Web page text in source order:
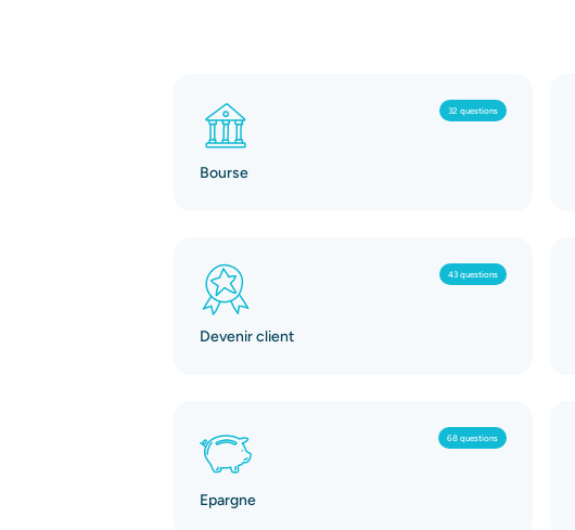
32 questions
Bourse
43 questions
Devenir client
68 questions
Epargne